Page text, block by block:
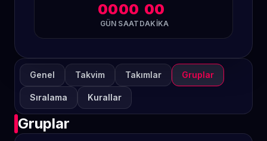
00
GÜN
00
SAAT
00
DAKIKA
Genel Takvim Takımlar Gruplar
Sıralama Kurallar
Gruplar